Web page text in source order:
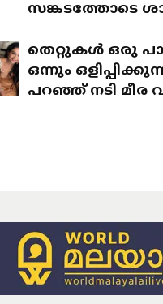
സങ്കടത്തോടെ
തെറ്റുകൾ ഒരു പാട്
ഒന്നും
പറഞ്ഞ് നടി മീര